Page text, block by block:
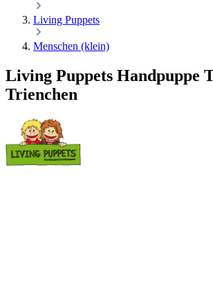
Living Puppets
Menschen (klein)
Living Puppets Handpuppe
Trienchen